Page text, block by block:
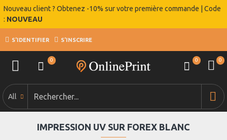
Nouveau client ? Obtenez -10% sur votre première commande | Code
: NOUVEAU
S'IDENTIFIER S'INSCRIRE
0 0 0
All
IMPRESSION UV SUR FOREX BLANC